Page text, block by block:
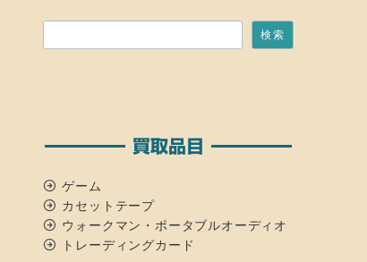
検索
買取品目
ゲーム
カセットテープ
ウォークマン・ポータブルオーディオ
トレーディングカード